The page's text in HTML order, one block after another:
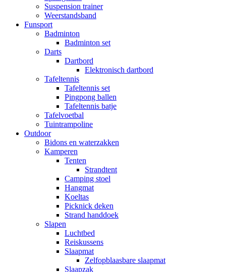
Suspension trainer
Weerstandsband
Funsport
Badminton
Badminton set
Darts
Dartbord
Elektronisch dartbord
Tafeltennis
Tafeltennis set
Pingpong ballen
Tafeltennis batje
Tafelvoetbal
Tuintrampoline
Outdoor
Bidons en waterzakken
Kamperen
Tenten
Strandtent
Camping stoel
Hangmat
Koeltas
Picknick deken
Strand handdoek
Slapen
Luchtbed
Reiskussens
Slaapmat
Zelfopblaasbare slaapmat
Slaapzak